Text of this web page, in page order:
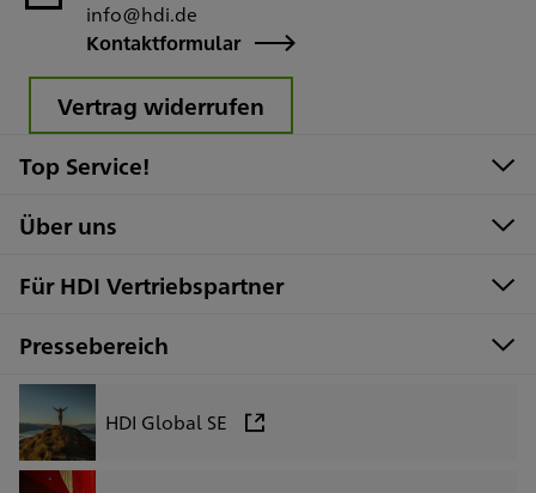
info@hdi.de
Kontaktformular
Vertrag widerrufen
Top Service!
Über uns
Für HDI Vertriebspartner
Pressebereich
HDI Global SE